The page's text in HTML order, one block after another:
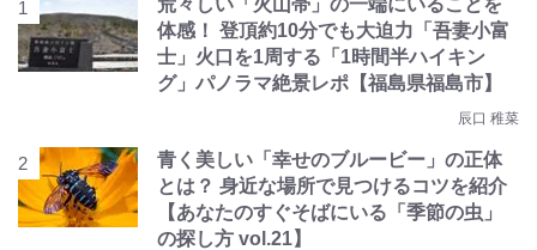
荒々しい「火山帯」の一端にいることを
体感！ 登頂約10分でも大迫力「吾妻小富
士」火口を1周する「1時間半ハイキン
グ」パノラマ絶景レポ【福島県福島市】
辰口 稚菜
青く美しい「幸せのブルービー」の正体
とは？ 身近な場所で見つけるコツを紹介
【あなたのすぐそばにいる「季節の虫」
の探し方 vol.21】